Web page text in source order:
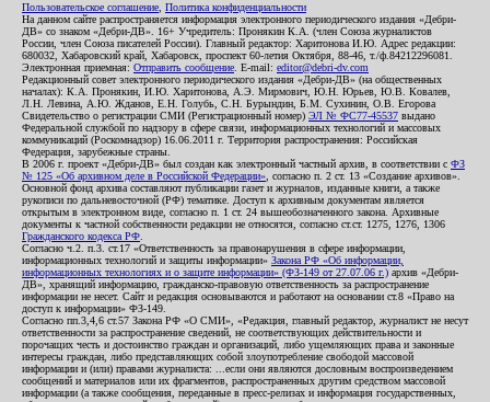
Пользовательское соглашение Политика конфиденциальности
На данном сайте распространяется информация электронного периодического издания «Дебри-
ДВ» со знаком «Дебри-ДВ». 16+ Учредитель: Пронякин К.А. (член Союза журналистов
России, член Союза писателей России). Главный редактор: Харитонова И.Ю. Адрес редакции:
680032, Хабаровский край, Хабаровск, проспект 60-летия Октября, 88-46, т./ф.84212296081.
Электронная приемная: Отправить сообщение . E-mail: editor@debri-dv.com
Редакционный совет электронного периодического издания «Дебри-ДВ» (на общественных
началах): К.А. Пронякин, И.Ю. Харитонова, А.Э. Мирмович, Ю.Н. Юрьев, Ю.В. Ковалев,
Л.Н. Левина, А.Ю. Жданов, Е.Н. Голубь, С.Н. Бурындин, Б.М. Сухинин, О.В. Егорова
Свидетельство о регистрации СМИ (Регистрационный номер) ЭЛ № ФС77-45537 выдано
Федеральной службой по надзору в сфере связи, информационных технологий и массовых
коммуникаций (Роскомнадзор) 16.06.2011 г. Территория распространения: Российская
Федерация, зарубежные страны.
В 2006 г. проект «Дебри-ДВ» был создан как электронный частный архив, в соответствии с ФЗ
№ 125 «Об архивном деле в Российской Федерации» , согласно п. 2 ст. 13 «Создание архивов».
Основной фонд архива составляют публикации газет и журналов, изданные книги, а также
рукописи по дальневосточной (РФ) тематике. Доступ к архивным документам является
открытым в электронном виде, согласно п. 1 ст. 24 вышеобозначенного закона. Архивные
документы к частной собственности редакции не относятся, согласно ст.ст. 1275, 1276, 1306
Гражданского кодекса РФ
Согласно ч.2. п.3. ст.17 «Ответственность за правонарушения в сфере информации,
информационных технологий и защиты информации» Закона РФ «Об информации,
информационных технологиях и о защите информации» (ФЗ-149 от 27.07.06 г.) архив «Дебри-
ДВ», хранящий информацию, гражданско-правовую ответственность за распространение
информации не несет. Сайт и редакция основываются и работают на основании ст.8 «Право на
доступ к информации» ФЗ-149.
Согласно пп.3,4,6 ст.57 Закона РФ «О СМИ», «Редакция, главный редактор, журналист не несут
ответственности за распространение сведений, не соответствующих действительности и
порочащих честь и достоинство граждан и организаций, либо ущемляющих права и законные
интересы граждан, либо представляющих собой злоупотребление свободой массовой
информации и (или) правами журналиста: ...если они являются дословным воспроизведением
сообщений и материалов или их фрагментов, распространенных другим средством массовой
информации (а также сообщения, переданные в пресс-релизах и информация государственных,